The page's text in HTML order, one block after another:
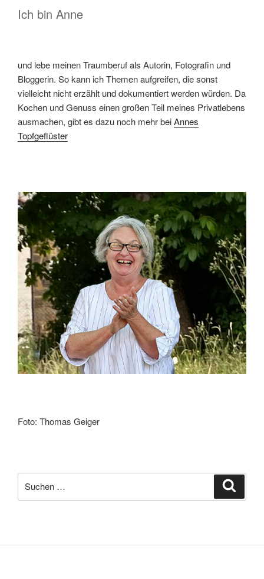
Ich bin Anne
und lebe meinen Traumberuf als Autorin, Fotografin und
Bloggerin. So kann ich Themen aufgreifen, die sonst
vielleicht nicht erzählt und dokumentiert werden würden. Da
Kochen und Genuss einen großen Teil meines Privatlebens
ausmachen, gibt es dazu noch mehr beiAnnes
Topfgeflüster
Foto: Thomas Geiger
nach: